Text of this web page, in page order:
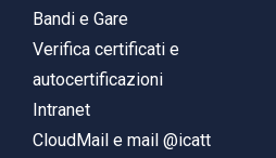
Bandi e Gare
Verifica certificati e
autocertificazioni
Intranet
CloudMail e mail @icatt